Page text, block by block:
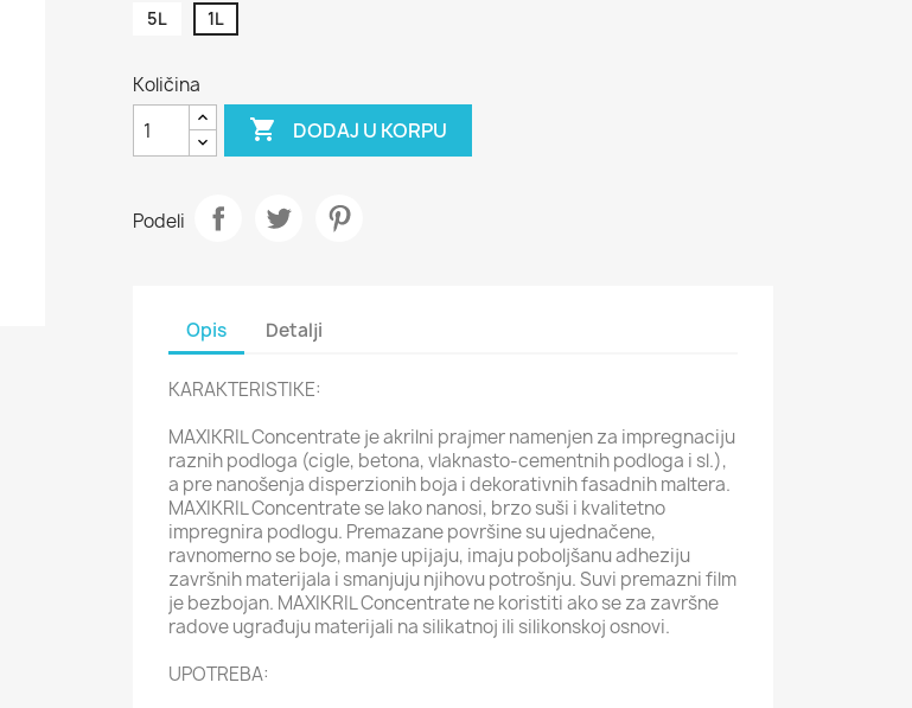
5L 1L
Količina
 DODAJ U KORPU
Podeli
Opis Detalji
KARAKTERISTIKE:
MAXIKRIL Concentrate je akrilni prajmer namenjen za impregnaciju
raznih podloga (cigle, betona, vlaknasto-cementnih podloga i sl.),
a pre nanošenja disperzionih boja i dekorativnih fasadnih maltera.
MAXIKRIL Concentrate se lako nanosi, brzo suši i kvalitetno
impregnira podlogu. Premazane površine su ujednačene,
ravnomerno se boje, manje upijaju, imaju poboljšanu adheziju
završnih materijala i smanjuju njihovu potrošnju. Suvi premazni film
je bezbojan. MAXIKRIL Concentrate ne koristiti ako se za završne
radove ugrađuju materijali na silikatnoj ili silikonskoj osnovi.
UPOTREBA: